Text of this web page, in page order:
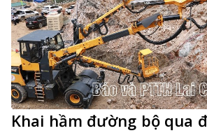
Khai hầm đường bộ qua